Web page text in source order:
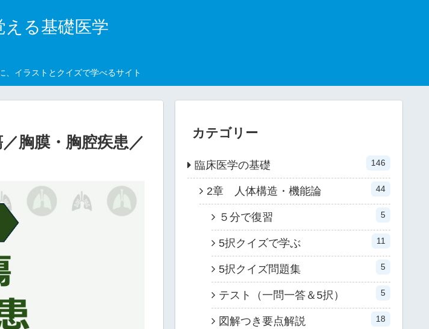
える基礎医学
、イラストとクイズで学べるサイト
胸膜・胸腔疾患／
カテゴリー
臨床医学の基礎 146
2章 人体構造・機能論 44
５分で復習 5
5択クイズで学ぶ 11
5択クイズ問題集 5
テスト（一問一答＆5択） 5
図解つき要点解説 18